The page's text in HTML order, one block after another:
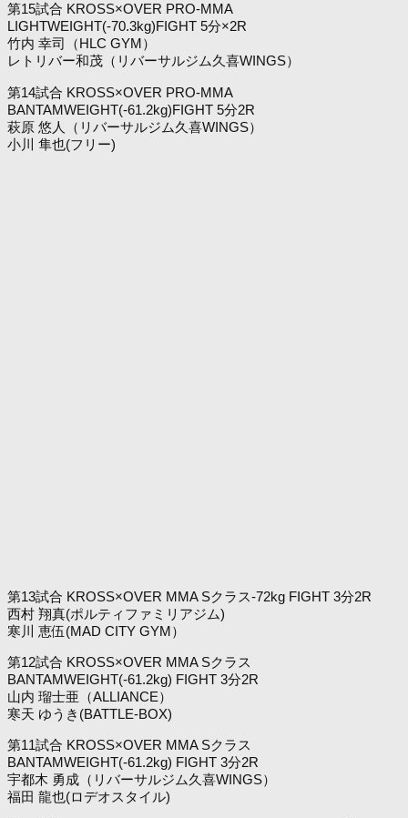
第15試合 KROSS×OVER PRO-MMA
LIGHTWEIGHT(-70.3kg)FIGHT 5分×2R
竹内 幸司（HLC GYM）
レトリバー和茂（リバーサルジム久喜WINGS）
第14試合 KROSS×OVER PRO-MMA
BANTAMWEIGHT(-61.2kg)FIGHT 5分2R
萩原 悠人（リバーサルジム久喜WINGS）
小川 隼也(フリー)
第13試合 KROSS×OVER MMA Sクラス-72kg FIGHT 3分2R
西村 翔真(ポルティファミリアジム)
寒川 恵伍(MAD CITY GYM）
第12試合 KROSS×OVER MMA Sクラス
BANTAMWEIGHT(-61.2kg) FIGHT 3分2R
山内 瑠士亜（ALLIANCE）
寒天 ゆうき(BATTLE-BOX)
第11試合 KROSS×OVER MMA Sクラス
BANTAMWEIGHT(-61.2kg) FIGHT 3分2R
宇都木 勇成（リバーサルジム久喜WINGS）
福田 龍也(ロデオスタイル)